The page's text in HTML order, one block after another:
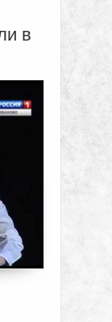
в